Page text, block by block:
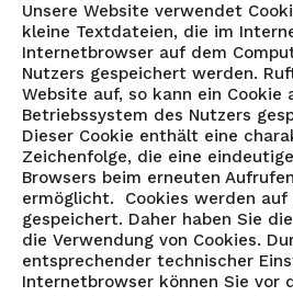
Unsere Website verwendet
kleine Textdateien, die im
Internetbrowser auf dem
Nutzers gespeichert werden.
Website auf, so kann ein Cookie
Betriebssystem des Nutzers
Dieser Cookie enthält eine
Zeichenfolge, die eine
Browsers beim erneuten
ermöglicht. Cookies werden auf
gespeichert. Daher haben Sie
die Verwendung von Cookies.
entsprechender technischer
Internetbrowser können Sie vor